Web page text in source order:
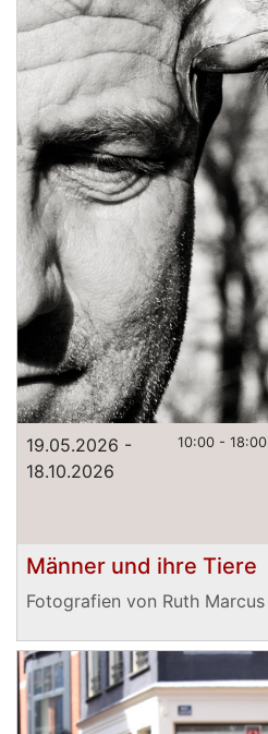
19.05.2026 -
18.10.2026
10:00 - 18:00
Männer und ihre Tiere
Fotografien von Ruth Marcus